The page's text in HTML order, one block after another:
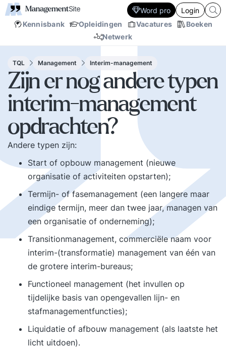
Kennisbank Opleidingen Vacatures
Boeken
Netwerk
Word pro Login
TQL Management Interim-management
Zijn er nog andere typen
interim-management
opdrachten?
Andere typen zijn:
Start of opbouw management (nieuwe
organisatie of activiteiten opstarten);
Termijn- of fasemanagement (een langere maar
eindige termijn, meer dan twee jaar, managen van
een organisatie of onderneming);
Transitionmanagement, commerciële naam voor
interim-(transformatie) management van één van
de grotere interim-bureaus;
Functioneel management (het invullen op
tijdelijke basis van opengevallen lijn- en
stafmanagementfuncties);
Liquidatie of afbouw management (als laatste het
licht uitdoen).